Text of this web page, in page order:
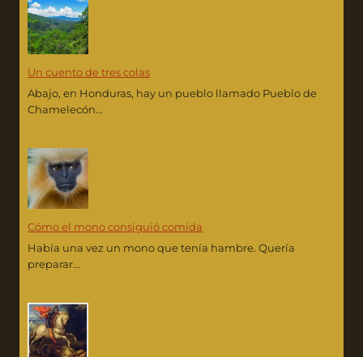
Un cuento de tres colas
Abajo, en Honduras, hay un pueblo llamado Pueblo de
Chamelecón...
Cómo el mono consiguió comida
Había una vez un mono que tenía hambre. Quería
preparar...